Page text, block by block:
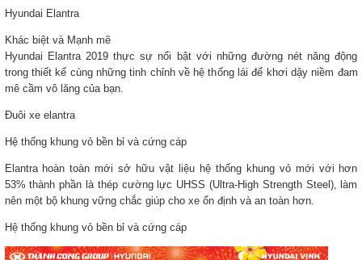
Hyundai Elantra
Khác biệt và Mạnh mẽ
Hyundai Elantra 2019 thực sự nổi bật với những đường nét năng động
trong thiết kế cùng những tinh chỉnh về hệ thống lái để khơi dậy niềm đam
mê cầm vô lăng của bạn.
Đuôi xe elantra
Hệ thống khung vỏ bền bỉ và cứng cáp
Elantra hoàn toàn mới sở hữu vật liệu hệ thống khung vỏ mới với hơn
53% thành phần là thép cường lực UHSS (Ultra-High Strength Steel), làm
nên một bộ khung vững chắc giúp cho xe ổn định và an toàn hơn.
Hệ thống khung vỏ bền bỉ và cứng cáp